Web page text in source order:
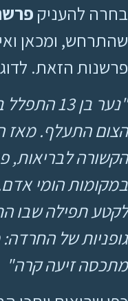
בחרה להעניק
שהתרחש, ומכאן
פרשנות הזאת.
"נער בן
הצום התעלף. מאז
הקשורה לבריאות,
במקומות הומי
לקטע תפילה שבו
גופניות של
מתכסה זיעה קרה"